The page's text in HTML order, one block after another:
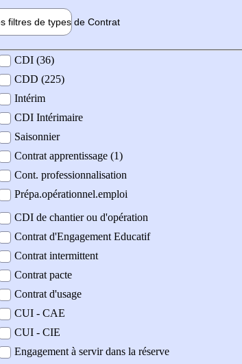
filtres de types de Contrat
contrat
CDI (36)
CDD (225)
Intérim
CDI Intérimaire
Saisonnier
Contrat apprentissage (1)
Cont. professionnalisation
Prépa.opérationnel.emploi
CDI de chantier ou d'opération
Contrat d'Engagement Educatif
Contrat intermittent
Contrat pacte
Contrat d'usage
CUI - CAE
CUI - CIE
Engagement à servir dans la réserve